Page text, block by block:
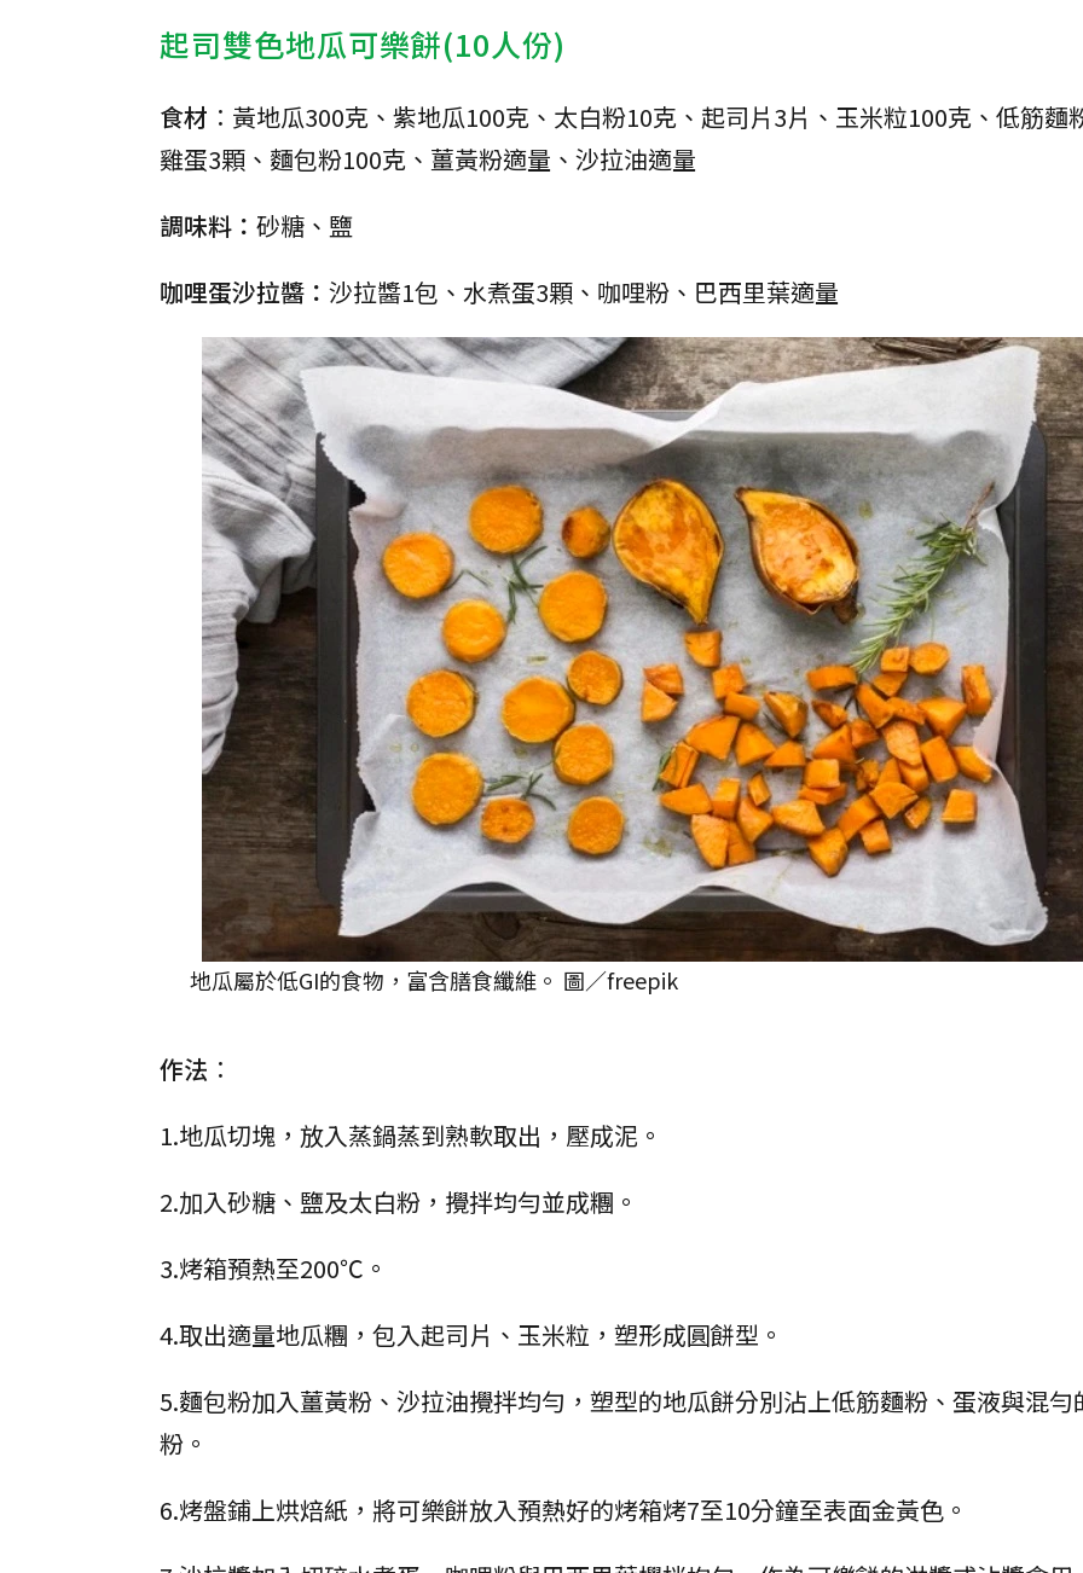
起司雙色地瓜可樂餅(10人份)
食材︰ 黃地瓜300克、紫地瓜100克、太白粉10克、起司片3片、玉米粒100克、低筋麵
雞蛋3顆、麵包粉100克、薑黃粉適量、沙拉油適量
調味料： 砂糖、鹽
咖哩蛋沙拉醬： 沙拉醬1包、水煮蛋3顆、咖哩粉、巴西里葉適量
地瓜屬於低GI的食物，富含膳食纖維。 圖／freepik
作法︰
1.地瓜切塊，放入蒸鍋蒸到熟軟取出，壓成泥。
2.加入砂糖、鹽及太白粉，攪拌均勻並成糰。
3.烤箱預熱至200℃。
4.取出適量地瓜糰，包入起司片、玉米粒，塑形成圓餅型。
5.麵包粉加入薑黃粉、沙拉油攪拌均勻，塑型的地瓜餅分別沾上低筋麵粉、蛋液與混勻
粉。
6.烤盤鋪上烘焙紙，將可樂餅放入預熱好的烤箱烤7至10分鐘至表面金黃色。